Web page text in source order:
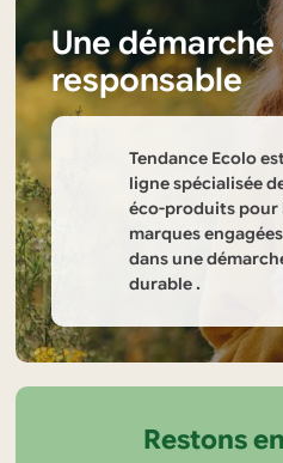
Informations
sur
Une
responsable
Tendance Ecolo
ligne spécialisée
éco-produits pour
marques
dans une
durable .
Restons